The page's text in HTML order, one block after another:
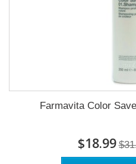
Farmavita Color
$18.99